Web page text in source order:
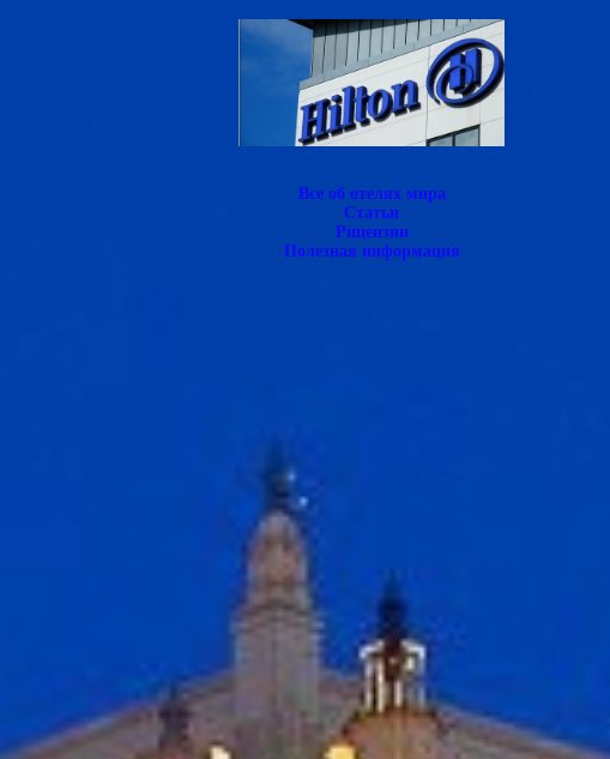
Все об отелях мира
Статьи
Рицензии
Полезная информация